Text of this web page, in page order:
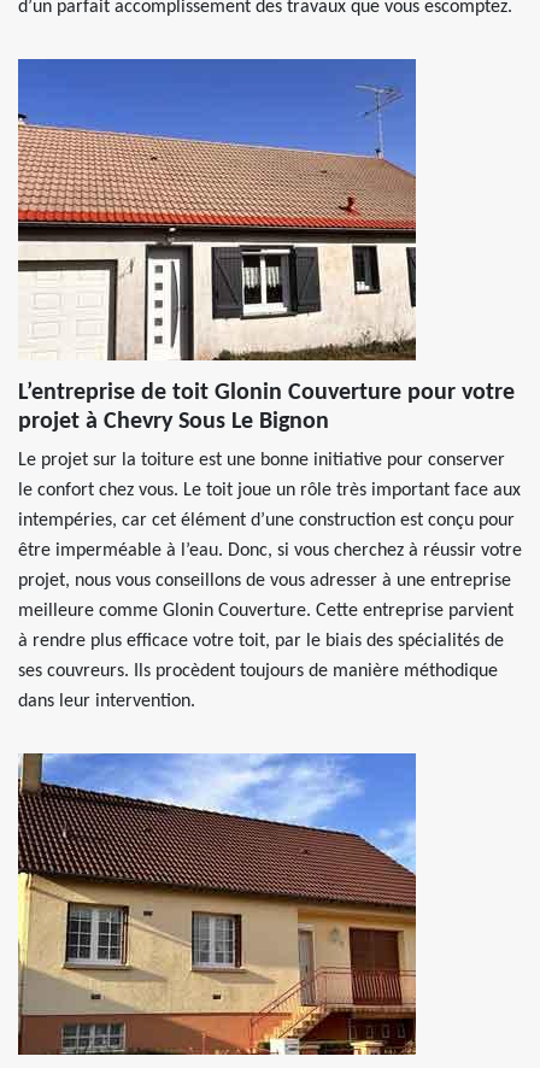
d’un parfait accomplissement des travaux que vous escomptez.
L’entreprise de toit Glonin Couverture pour votre
projet à Chevry Sous Le Bignon
Le projet sur la toiture est une bonne initiative pour conserver
le confort chez vous. Le toit joue un rôle très important face aux
intempéries, car cet élément d’une construction est conçu pour
être imperméable à l’eau. Donc, si vous cherchez à réussir votre
projet, nous vous conseillons de vous adresser à une entreprise
meilleure comme Glonin Couverture. Cette entreprise parvient
à rendre plus efficace votre toit, par le biais des spécialités de
ses couvreurs. Ils procèdent toujours de manière méthodique
dans leur intervention.